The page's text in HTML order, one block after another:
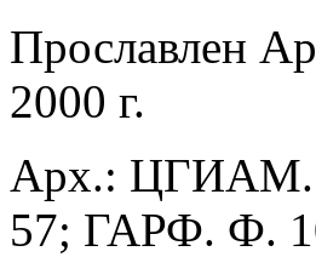
Прославлен
2000 г.
Арх.: ЦГИАМ.
57; ГАРФ. Ф.